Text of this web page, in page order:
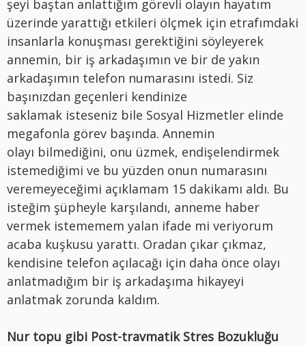
şeyi baştan anlattığım görevli olayın hayatım
üzerinde yarattığı etkileri ölçmek için etrafımdaki
insanlarla konuşması gerektiğini söyleyerek
annemin, bir iş arkadaşımın ve bir de yakın
arkadaşımın telefon numarasını istedi. Siz
başınızdan geçenleri kendinize
saklamak isteseniz bile Sosyal Hizmetler elinde
megafonla görev başında. Annemin
olayı bilmediğini, onu üzmek, endişelendirmek
istemediğimi ve bu yüzden onun numarasını
veremeyeceğimi açıklamam 15 dakikamı aldı. Bu
isteğim şüpheyle karşılandı, anneme haber
vermek istememem yalan ifade mi veriyorum
acaba kuşkusu yarattı. Oradan çıkar çıkmaz,
kendisine telefon açılacağı için daha önce olayı
anlatmadığım bir iş arkadaşıma hikayeyi
anlatmak zorunda kaldım.
Nur topu gibi Post-travmatik Stres Bozukluğu